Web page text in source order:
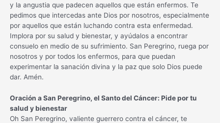
y la angustia que padecen aquellos que están enfermos. Te
pedimos que intercedas ante Dios por nosotros, especialmente
por aquellos que están luchando contra esta enfermedad.
Implora por su salud y bienestar, y ayúdalos a encontrar
consuelo en medio de su sufrimiento. San Peregrino, ruega por
nosotros y por todos los enfermos, para que puedan
experimentar la sanación divina y la paz que solo Dios puede
dar. Amén.
Oración a San Peregrino, el Santo del Cáncer: Pide por tu
salud y bienestar
Oh San Peregrino, valiente guerrero contra el cáncer, te